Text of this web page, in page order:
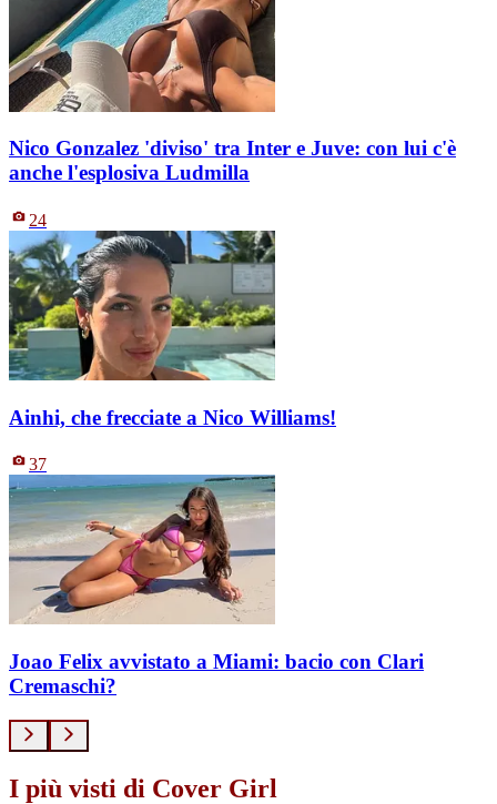
Nico Gonzalez 'diviso' tra Inter e Juve: con lui c'è
anche l'esplosiva Ludmilla
24
Ainhi, che frecciate a Nico Williams!
37
Joao Felix avvistato a Miami: bacio con Clari
Cremaschi?
I più visti di Cover Girl